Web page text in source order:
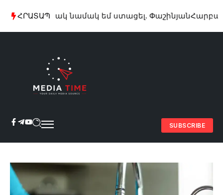
ՀՐԱՏԱՊնամակ եմ ստացել. ՓաշինյանՀարբած
SUBSCRIBE